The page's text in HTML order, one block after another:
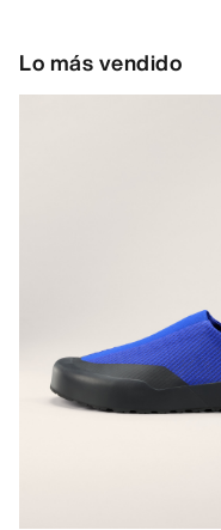
Lo más vendido